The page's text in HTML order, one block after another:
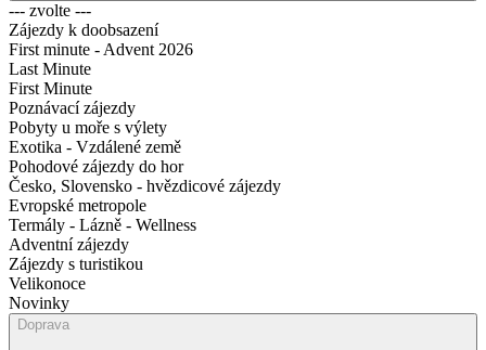
--- zvolte ---
Zájezdy k doobsazení
First minute - Advent 2026
Last Minute
First Minute
Poznávací zájezdy
Pobyty u moře s výlety
Exotika - Vzdálené země
Pohodové zájezdy do hor
Česko, Slovensko - hvězdicové zájezdy
Evropské metropole
Termály - Lázně - Wellness
Adventní zájezdy
Zájezdy s turistikou
Velikonoce
Novinky
Doprava